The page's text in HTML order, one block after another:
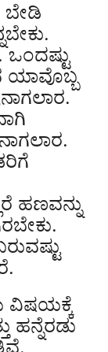
ಬೇಡಿ
ಯಾವೊಬ್ಬ
ಹಣವನ್ನು
ವಿಷಯಕ್ಕೆ
ಹನ್ನೆರಡು